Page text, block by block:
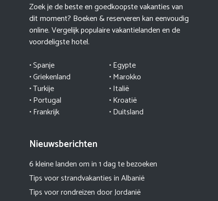
Zoek je de beste en goedkoopste vakanties van
dit moment? Boeken & reserveren kan eenvoudig
online. Vergelijk populaire vakantielanden en de
voordeligste hotel.
• Spanje
• Griekenland
• Turkije
•Portugal
• Frankrijk
• Egypte
•Marokko
• Italië
•Kroatië
• Duitsland
Nieuwsberichten
6 kleine landen om in 1 dag te bezoeken
Tips voor strandvakanties in Albanië
Tips voor rondreizen door Jordanië